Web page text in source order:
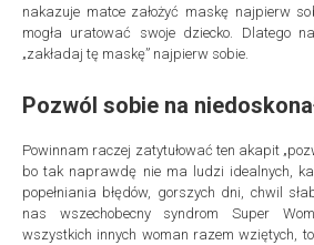
nakazuje matce założyć maskę najpierw
mogła uratować swoje dziecko. Dlatego
„zakładaj tę maskę” najpierw sobie.
Pozwól sobie na
Powinnam raczej zatytułować ten akapit
bo tak naprawdę nie ma ludzi idealnych,
popełniania błędów, gorszych dni, chwil
nas wszechobecny syndrom Super
wszystkich innych woman razem wziętych,